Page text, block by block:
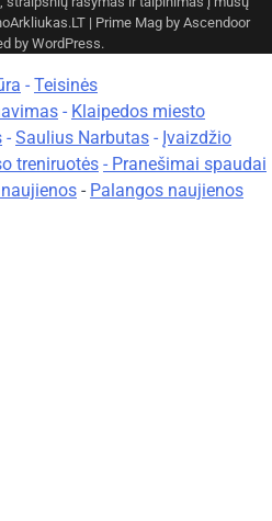
| Prime Mag by Ascendoor
by WordPress.
- Teisinės
- Klaipedos miesto
- Saulius Narbutas - Įvaizdžio
treniruotės - Pranešimai spaudai
- Palangos naujienos